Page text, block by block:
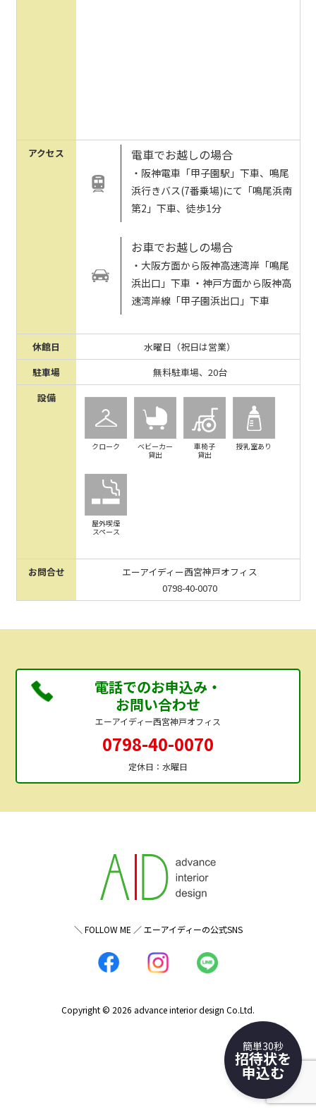
アクセス 電車でお越しの場合
・阪神電車「甲子園駅」下車、鳴尾
浜行きバス(7番乗場)にて「鳴尾浜南
第2」下車、徒歩1分
お車でお越しの場合
・大阪方面から阪神高速湾岸「鳴尾
浜出口」下車 ・神戸方面から阪神高
速湾岸線「甲子園浜出口」下車
休館日
水曜日（祝日は営業）
駐車場
無料駐車場、20台
設備
クローク
ベビーカー
貸出
車椅子
貸出
授乳室あり
屋外喫煙
スペース
お問合せ
エーアイディー西宮神戸オフィス
0798-40-0070
電話でのお申込み・
お問い合わせ
エーアイディー西宮神戸オフィス
0798-40-0070
定休日：水曜日
＼ FOLLOW ME ／ エーアイディーの公式SNS
Copyright © 2026 advance interior design Co.Ltd.
簡単30秒
招待状を
申込む